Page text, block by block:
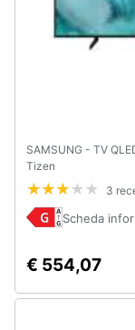
SAMSUNG - TV
Tizen
3
Scheda
€ 554,07